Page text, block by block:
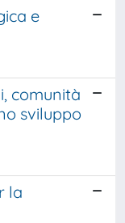
e
comunità
sviluppo
la